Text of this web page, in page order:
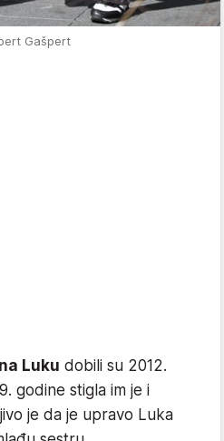
Gašpert
Luku dobili su 2012.
godine stigla im je i
je da je upravo Luka